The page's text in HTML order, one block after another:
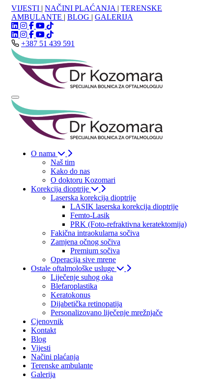
VIJESTI | NAČINI PLAĆANJA | TERENSKE
AMBULANTE | BLOG | GALERIJA
+387 51 439 591
O nama
Naš tim
Kako do nas
O doktoru Kozomari
Korekcija dioptrije
Laserska korekcija dioptrije
LASIK laserska korekcija dioptrije
Femto-Lasik
PRK (Foto-refraktivna keratektomija)
Fakična intraokularna sočiva
Zamjena očnog sočiva
Premium sočiva
Operacija sive mrene
Ostale oftalmološke usluge
Liječenje suhog oka
Blefaroplastika
Keratokonus
Dijabetička retinopatija
Personalizovano liječenje mrežnjače
Cjenovnik
Kontakt
Blog
Vijesti
Načini plaćanja
Terenske ambulante
Galerija